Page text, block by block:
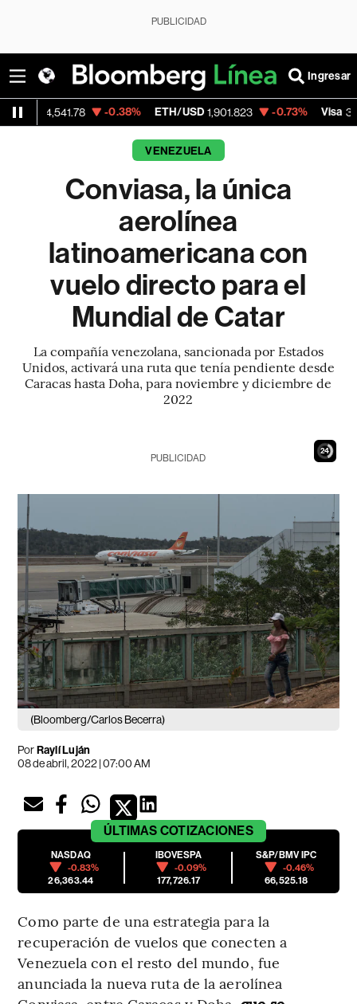
PUBLICIDAD
Ingresar
-0.38% ETH/USD 1,901.823 -0.73% Visa 368.54 -
VENEZUELA
Conviasa, la única
aerolínea
latinoamericana con
vuelo directo para el
Mundial de Catar
La compañía venezolana, sancionada por Estados
Unidos, activará una ruta que tenía pendiente desde
Caracas hasta Doha, para noviembre y diciembre de
2022
23
PUBLICIDAD
(Bloomberg/Carlos Becerra)
PorRaylí Luján
08 de abril, 2022 | 07:00 AM
ÚLTIMAS COTIZACIONES
NASDAQ
-0.83%
26,363.44
IBOVESPA
-0.09%
177,726.17
S&P/BMV IPC
-0.46%
66,525.18
Como parte de una estrategia para la
recuperación de vuelos que conecten a
Venezuela con el resto del mundo, fue
anunciada la nueva ruta de la aerolínea